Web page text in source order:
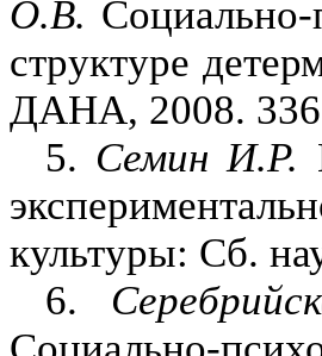
О.В.
структуре
ДАНА, 2008. 336
5. Семин И.Р.
культуры: Сб.
6.